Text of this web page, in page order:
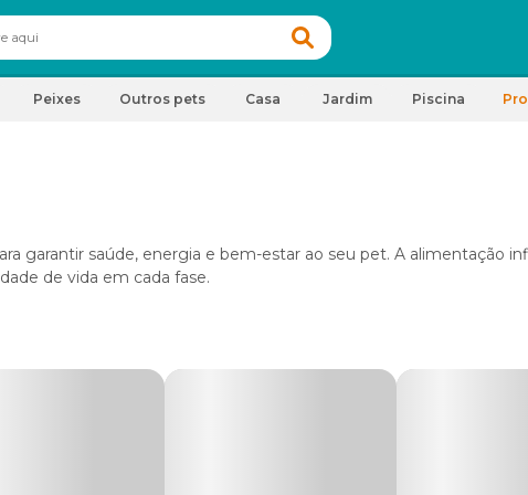
Peixes Outros pets Casa Jardim Piscina
garantir saúde, energia e bem-estar ao seu pet. A alimentação
de vida em cada fase.